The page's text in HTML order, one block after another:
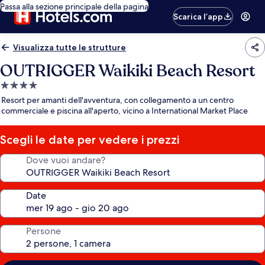
Passa alla sezione principale della pagina
Scarica l’app
Visualizza tutte le strutture
OUTRIGGER Waikiki Beach Resort
Struttura
a
4.0
stelle
Resort per amanti dell'avventura, con collegamento a un centro
commerciale e piscina all'aperto, vicino a International Market Place
Scegli le date per vedere i prezzi
Dove vuoi andare?
Date
Persone